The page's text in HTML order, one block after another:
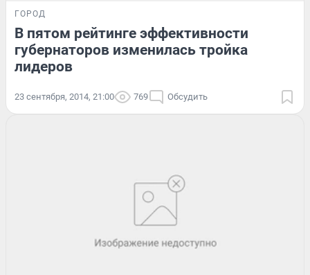
ГОРОД
В пятом рейтинге эффективности
губернаторов изменилась тройка
лидеров
23 сентября, 2014, 21:00 769 Обсудить